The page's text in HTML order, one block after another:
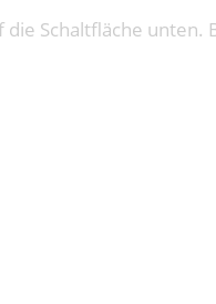
Schaltfläche unten.